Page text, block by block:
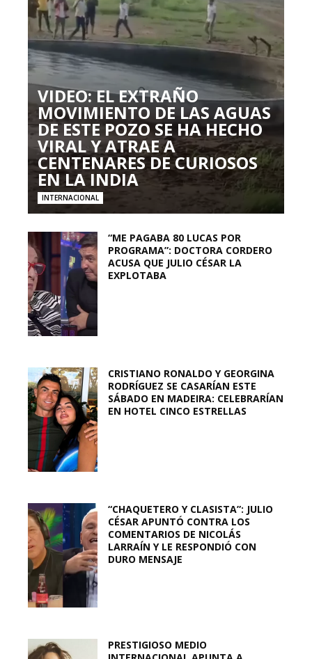
VIDEO: EL EXTRAÑO
MOVIMIENTO DE LAS AGUAS
DE ESTE POZO SE HA HECHO
VIRAL Y ATRAE A
CENTENARES DE CURIOSOS
EN LA INDIA
INTERNACIONAL
“ME PAGABA 80 LUCAS POR
PROGRAMA”: DOCTORA CORDERO
ACUSA QUE JULIO CÉSAR LA
EXPLOTABA
CRISTIANO RONALDO Y GEORGINA
RODRÍGUEZ SE CASARÍAN ESTE
SÁBADO EN MADEIRA: CELEBRARÍAN
EN HOTEL CINCO ESTRELLAS
“CHAQUETERO Y CLASISTA”: JULIO
CÉSAR APUNTÓ CONTRA LOS
COMENTARIOS DE NICOLÁS
LARRAÍN Y LE RESPONDIÓ CON
DURO MENSAJE
PRESTIGIOSO MEDIO